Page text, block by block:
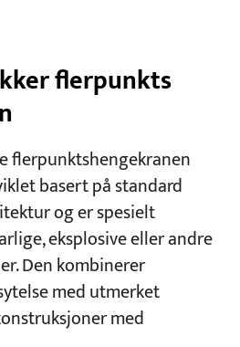
flerpunkts
flerpunktshengekranen
basert på standard
og er spesielt
eksplosive eller andre
Den kombinerer
med utmerket
med